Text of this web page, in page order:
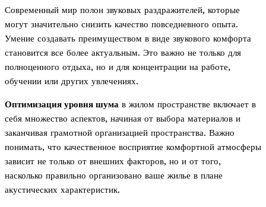
Современный мир полон звуковых раздражителей, которые
могут значительно снизить качество повседневного опыта.
Умение создавать преимуществом в виде звукового комфорта
становится все более актуальным. Это важно не только для
полноценного отдыха, но и для концентрации на работе,
обучении или других увлечениях.
Оптимизация уровня шума в жилом пространстве включает в
себя множество аспектов, начиная от выбора материалов и
заканчивая грамотной организацией пространства. Важно
понимать, что качественное восприятие комфортной атмосферы
зависит не только от внешних факторов, но и от того,
насколько правильно организовано ваше жилье в плане
акустических характеристик.